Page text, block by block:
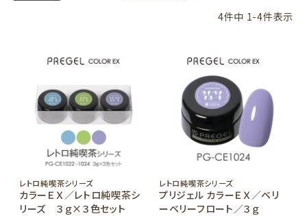
4件中 1-4件表示
レトロ純喫茶シリーズ
カラーＥＸ／レトロ純喫茶シ
リーズ ３ｇ×３色セット
レトロ純喫茶シリーズ
プリジェル カラーＥＸ／ベリ
ーベリーフロート／３ｇ